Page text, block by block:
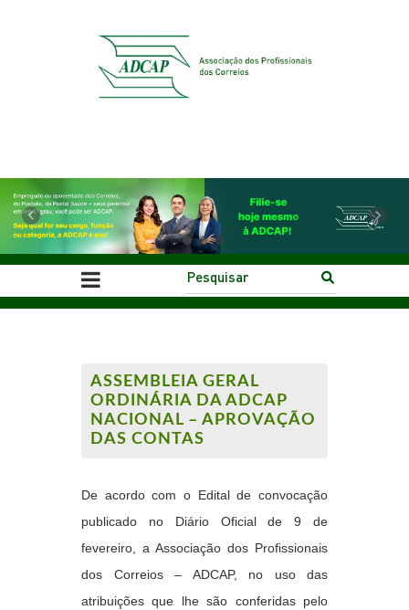
Previous Next
ASSEMBLEIA GERAL
ORDINÁRIA DA ADCAP
NACIONAL – APROVAÇÃO
DAS CONTAS
De acordo com o Edital de convocação
publicado no Diário Oficial de 9 de
fevereiro, a Associação dos Profissionais
dos Correios – ADCAP, no uso das
atribuições que lhe são conferidas pelo